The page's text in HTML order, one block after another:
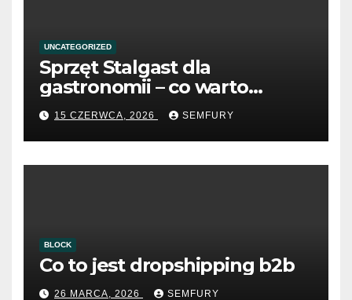
UNCATEGORIZED
Sprzęt Stalgast dla
gastronomii – co warto
wiedzieć przed zakupem?
15 CZERWCA, 2026 SEMFURY
BLOCK
Co to jest dropshipping b2b
26 MARCA, 2026 SEMFURY